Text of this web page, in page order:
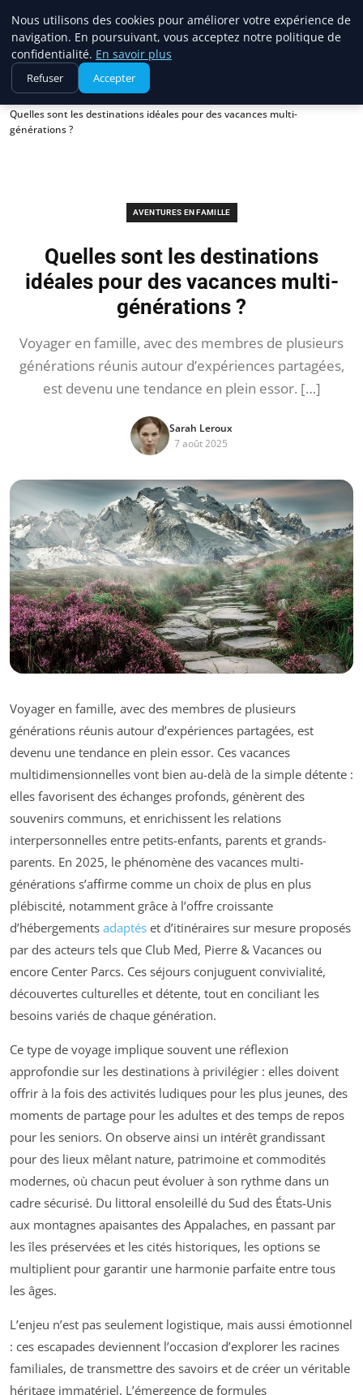
France Evasion
Quelles sont les destinations idéales pour des vacances multi-
générations ?
AVENTURES EN FAMILLE
Quelles sont les destinations
idéales pour des vacances multi-
générations ?
Voyager en famille, avec des membres de plusieurs
générations réunis autour d’expériences partagées,
est devenu une tendance en plein essor. […]
Sarah Leroux
7 août 2025
Voyager en famille, avec des membres de plusieurs
générations réunis autour d’expériences partagées, est
devenu une tendance en plein essor. Ces vacances
multidimensionnelles vont bien au-delà de la simple détente :
elles favorisent des échanges profonds, génèrent des
souvenirs communs, et enrichissent les relations
interpersonnelles entre petits-enfants, parents et grands-
parents. En 2025, le phénomène des vacances multi-
générations s’affirme comme un choix de plus en plus
plébiscité, notamment grâce à l’offre croissante
d’hébergements adaptés et d’itinéraires sur mesure proposés
par des acteurs tels que Club Med, Pierre & Vacances ou
encore Center Parcs. Ces séjours conjuguent convivialité,
découvertes culturelles et détente, tout en conciliant les
besoins variés de chaque génération.
Ce type de voyage implique souvent une réflexion
approfondie sur les destinations à privilégier : elles doivent
offrir à la fois des activités ludiques pour les plus jeunes, des
moments de partage pour les adultes et des temps de repos
pour les seniors. On observe ainsi un intérêt grandissant
pour des lieux mêlant nature, patrimoine et commodités
modernes, où chacun peut évoluer à son rythme dans un
cadre sécurisé. Du littoral ensoleillé du Sud des États-Unis
aux montagnes apaisantes des Appalaches, en passant par
les îles préservées et les cités historiques, les options se
multiplient pour garantir une harmonie parfaite entre tous
les âges.
L’enjeu n’est pas seulement logistique, mais aussi émotionnel
: ces escapades deviennent l’occasion d’explorer les racines
familiales, de transmettre des savoirs et de créer un véritable
héritage immatériel. L’émergence de formules
Nous utilisons des cookies pour améliorer votre expérience de
navigation. En poursuivant, vous acceptez notre politique de
confidentialité. En savoir plus
Refuser Accepter